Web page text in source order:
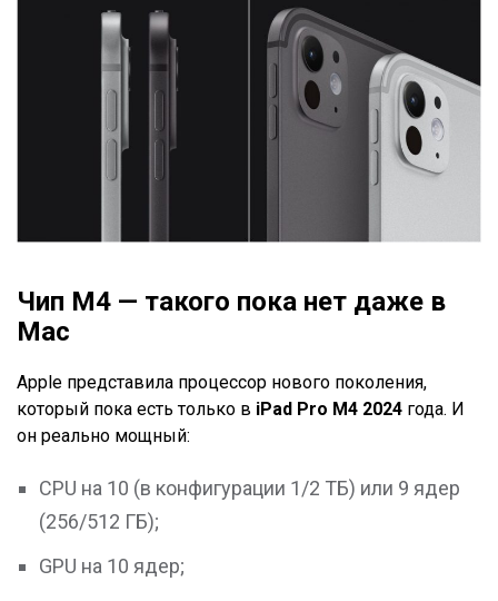
Чип М4 — такого пока нет даже в
Mac
Apple представила процессор нового поколения,
который пока есть только в iPad Pro M4 2024 года. И
он реально мощный:
CPU на 10 (в конфигурации 1/2 ТБ) или 9 ядер
(256/512 ГБ);
GPU на 10 ядер;